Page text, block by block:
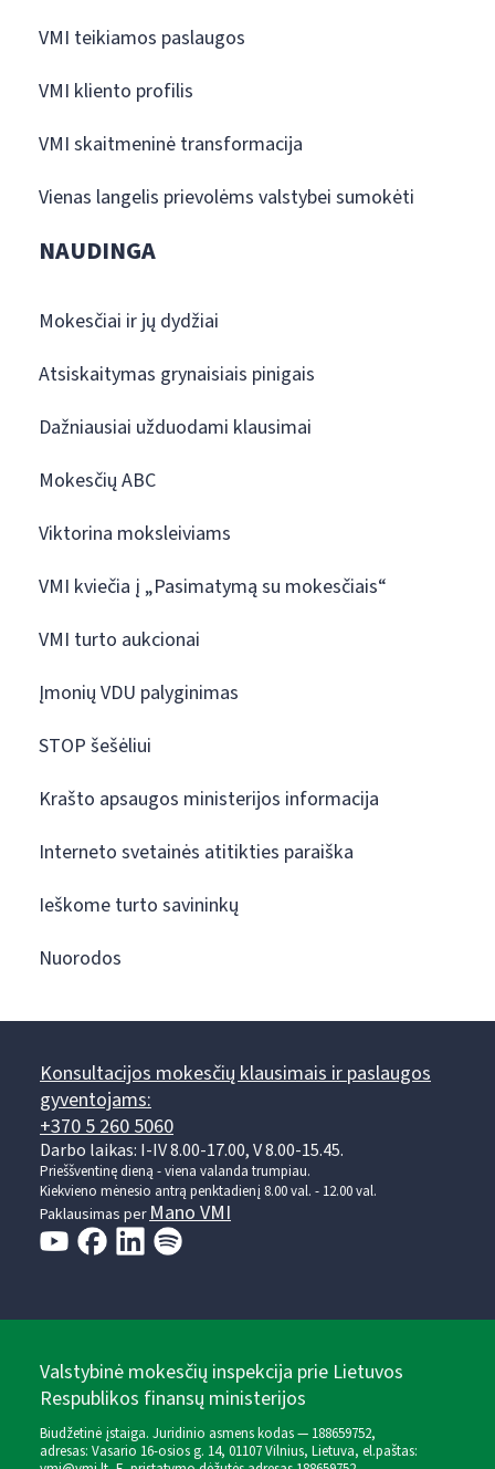
VMI teikiamos paslaugos
VMI kliento profilis
VMI skaitmeninė transformacija
Vienas langelis prievolėms valstybei sumokėti
NAUDINGA
Mokesčiai ir jų dydžiai
Atsiskaitymas grynaisiais pinigais
Dažniausiai užduodami klausimai
Mokesčių ABC
Viktorina moksleiviams
VMI kviečia į „Pasimatymą su mokesčiais“
VMI turto aukcionai
Įmonių VDU palyginimas
STOP šešėliui
Krašto apsaugos ministerijos informacija
Interneto svetainės atitikties paraiška
Ieškome turto savininkų
Nuorodos
Konsultacijos mokesčių klausimais ir paslaugos
gyventojams:
+370 5 260 5060
Darbo laikas: I-IV 8.00-17.00, V 8.00-15.45.
Prieššventinę dieną - viena valanda trumpiau.
Kiekvieno mėnesio antrą penktadienį 8.00 val. - 12.00 val.
Paklausimas perMano VMI
Valstybinė mokesčių inspekcija prie Lietuvos
Respublikos finansų ministerijos
Biudžetinė įstaiga. Juridinio asmens kodas — 188659752,
adresas: Vasario 16-osios g. 14, 01107 Vilnius, Lietuva, el.paštas: